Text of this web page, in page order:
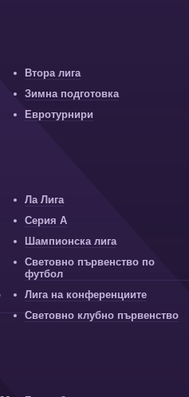
Втора лига
Зимна подготовка
Евротурнири
Ла Лига
Серия А
Шампионска лига
Световно първенство по
футбол
Лига на конференциите
Световно клубно първенство